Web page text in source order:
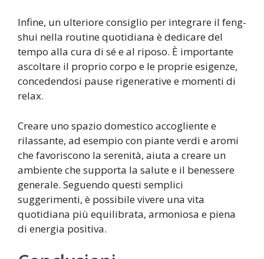
Infine, un ulteriore consiglio per integrare il feng-
shui nella routine quotidiana è dedicare del
tempo alla cura di sé e al riposo. È importante
ascoltare il proprio corpo e le proprie esigenze,
concedendosi pause rigenerative e momenti di
relax.
Creare uno spazio domestico accogliente e
rilassante, ad esempio con piante verdi e aromi
che favoriscono la serenità, aiuta a creare un
ambiente che supporta la salute e il benessere
generale. Seguendo questi semplici
suggerimenti, è possibile vivere una vita
quotidiana più equilibrata, armoniosa e piena
di energia positiva.